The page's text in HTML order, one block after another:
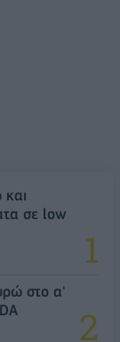
σε low
στο α'